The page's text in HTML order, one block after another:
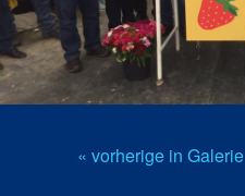
« vorherige in Galerie